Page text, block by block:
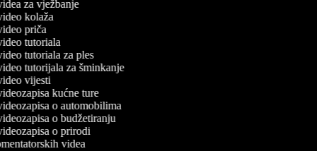
za vježbanje
kolaža
priča
tutoriala
tutoriala za ples
tutorijala za šminkanje
vijesti
kućne ture
o automobilima
o budžetiranju
o prirodi
videa